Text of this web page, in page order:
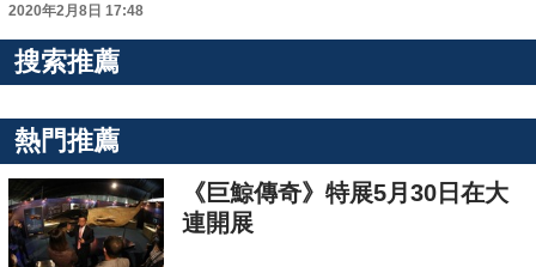
2020年2月8日 17:48
搜索推薦
熱門推薦
《巨鯨傳奇》特展5月30日在大
連開展